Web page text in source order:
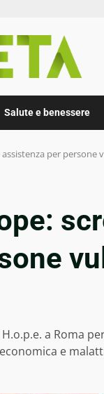
Salute e benessere
per persone
a Roma
e